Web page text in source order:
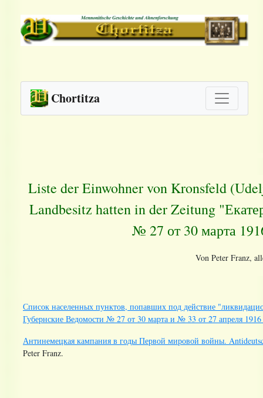
Chortitza
Liste der Einwohner von Kronsfeld
Landbesitz hatten in der Zeitung
№ 27 от 30 марта
Von Peter Franz,
Список населенных пунктов, попавших под действие
Губернские Ведомости № 27 от 30 марта и № 33 от 27 апреля 1916
Антинемецкая кампания в годы Первой мировой войны.
Peter Franz.